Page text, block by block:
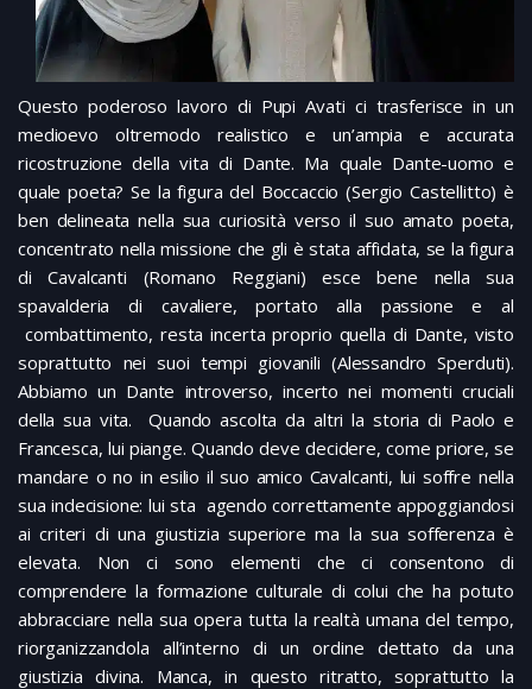
Questo poderoso lavoro di Pupi Avati ci trasferisce in un
medioevo oltremodo realistico e un’ampia e accurata
ricostruzione della vita di Dante. Ma quale Dante-uomo e
quale poeta? Se la figura del Boccaccio (Sergio Castellitto) è
ben delineata nella sua curiosità verso il suo amato poeta,
concentrato nella missione che gli è stata affidata, se la figura
di Cavalcanti (Romano Reggiani) esce bene nella sua
spavalderia di cavaliere, portato alla passione e al
combattimento, resta incerta proprio quella di Dante, visto
soprattutto nei suoi tempi giovanili (Alessandro Sperduti).
Abbiamo un Dante introverso, incerto nei momenti cruciali
della sua vita. Quando ascolta da altri la storia di Paolo e
Francesca, lui piange. Quando deve decidere, come priore, se
mandare o no in esilio il suo amico Cavalcanti, lui soffre nella
sua indecisione: lui sta agendo correttamente appoggiandosi
ai criteri di una giustizia superiore ma la sua sofferenza è
elevata. Non ci sono elementi che ci consentono di
comprendere la formazione culturale di colui che ha potuto
abbracciare nella sua opera tutta la realtà umana del tempo,
riorganizzandola all’interno di un ordine dettato da una
giustizia divina. Manca, in questo ritratto, soprattutto la